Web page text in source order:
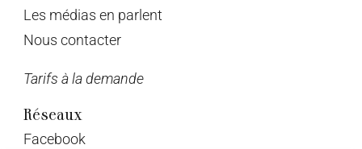
Les médias en parlent
Nous contacter
Tarifs à la demande
Réseaux
Facebook